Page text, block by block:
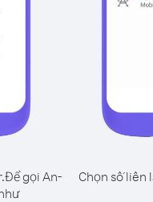
Để gọi An-
Chọn số liên